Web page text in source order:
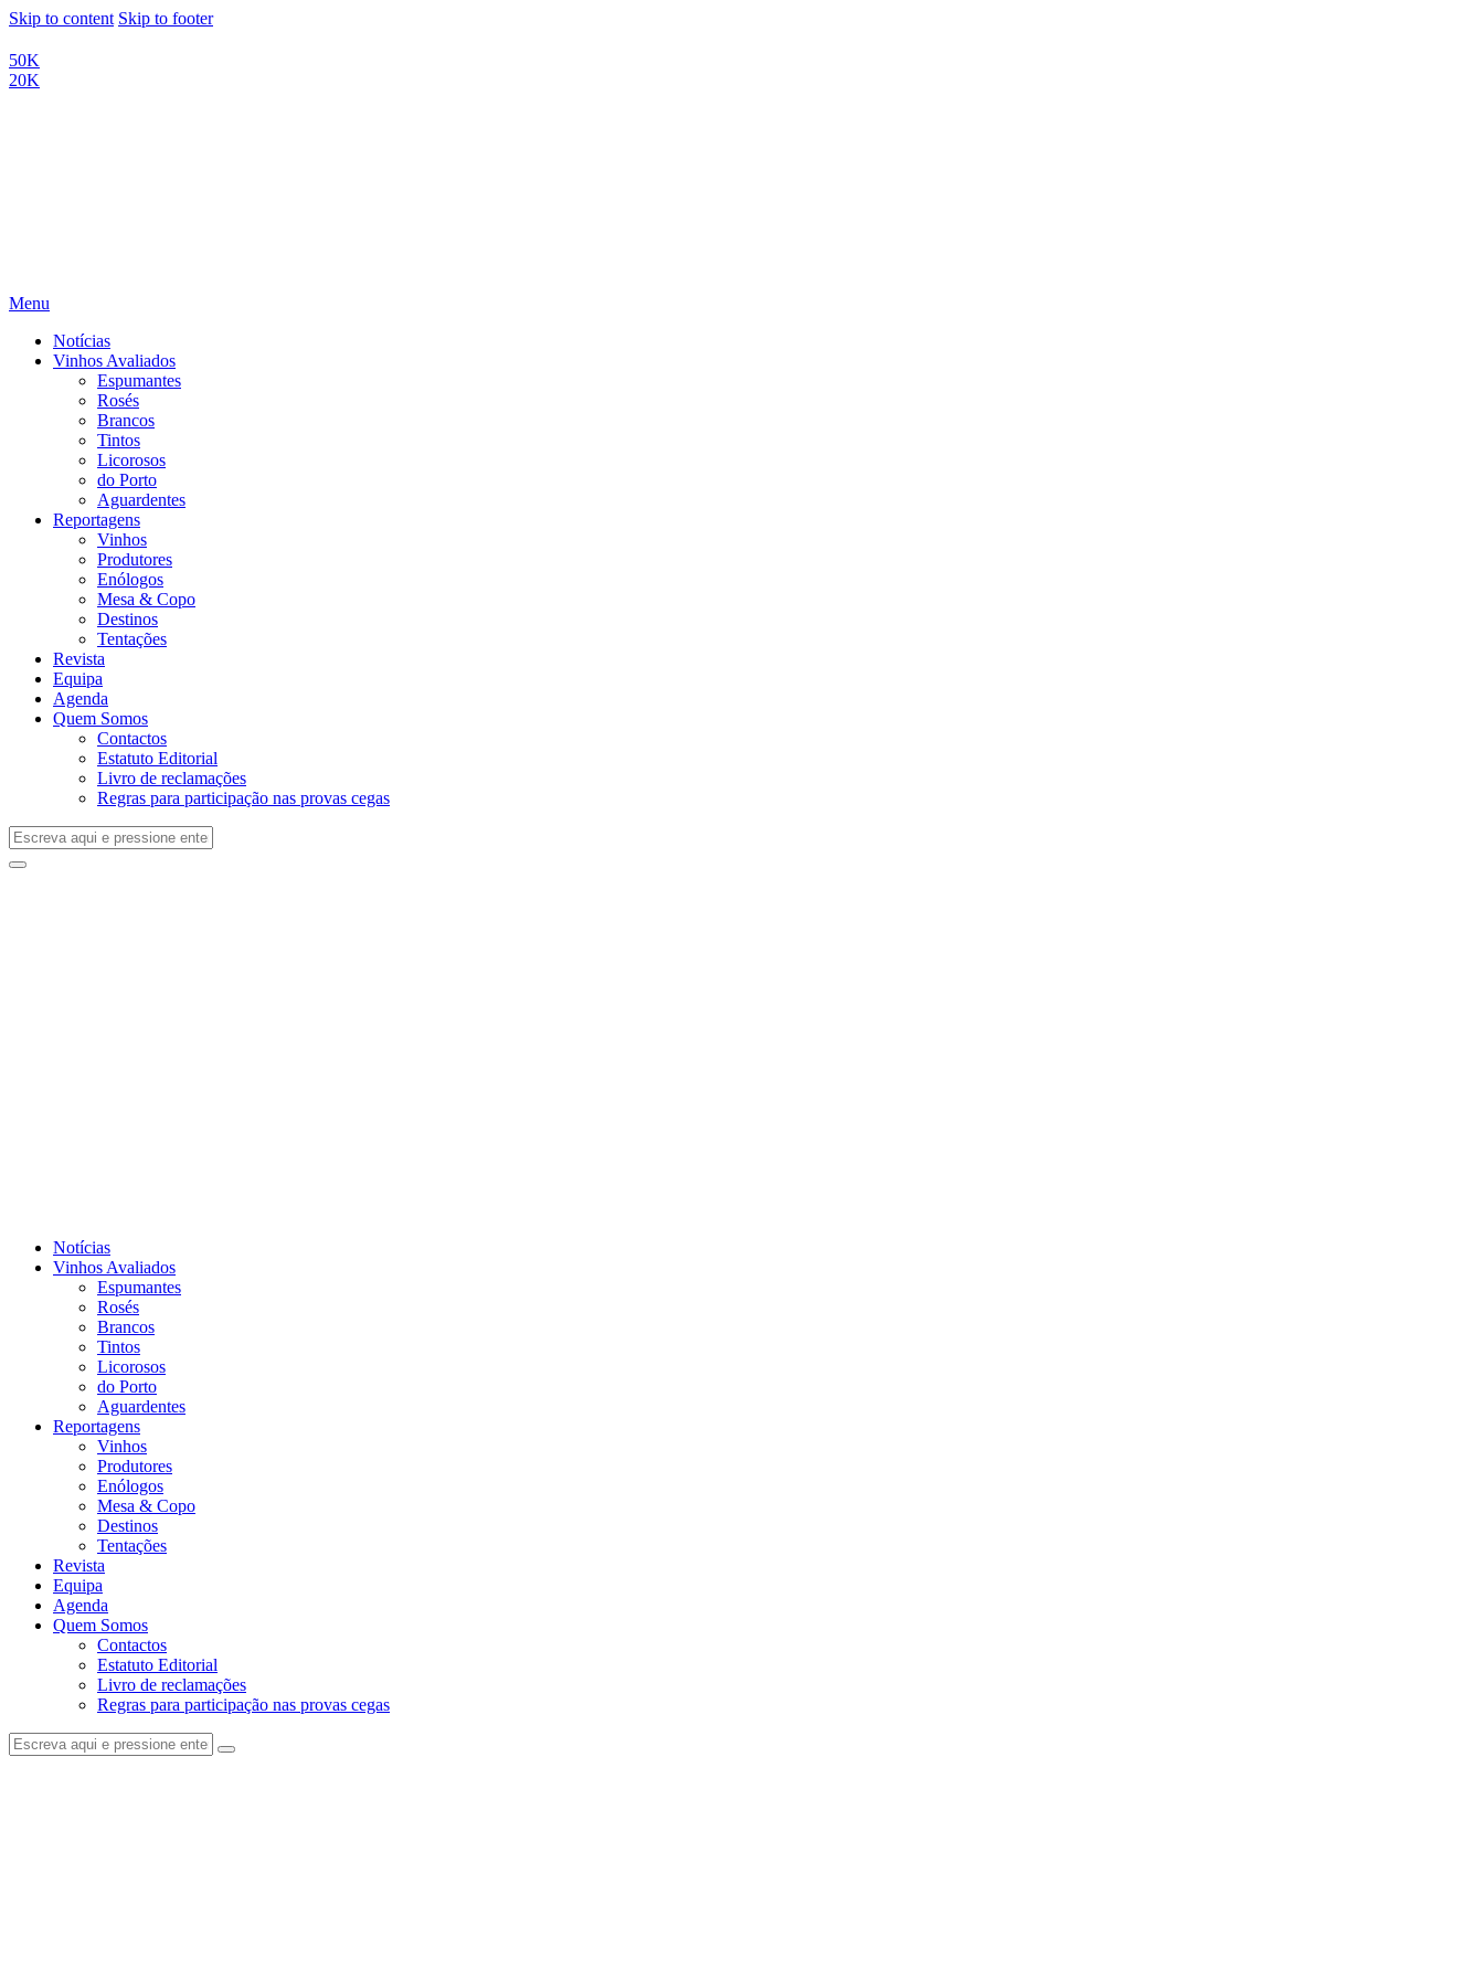
Skip to content Skip to footer
50K
20K
Menu
Notícias
Vinhos Avaliados
Espumantes
Rosés
Brancos
Tintos
Licorosos
do Porto
Aguardentes
Reportagens
Vinhos
Produtores
Enólogos
Mesa & Copo
Destinos
Tentações
Revista
Equipa
Agenda
Quem Somos
Contactos
Estatuto Editorial
Livro de reclamações
Regras para participação nas provas cegas
Notícias
Vinhos Avaliados
Espumantes
Rosés
Brancos
Tintos
Licorosos
do Porto
Aguardentes
Reportagens
Vinhos
Produtores
Enólogos
Mesa & Copo
Destinos
Tentações
Revista
Equipa
Agenda
Quem Somos
Contactos
Estatuto Editorial
Livro de reclamações
Regras para participação nas provas cegas